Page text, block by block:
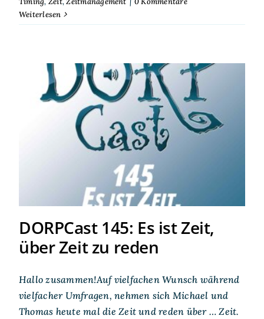
Weiterlesen
DORPCast 145: Es ist Zeit,
über Zeit zu reden
DORPCast 145: Es ist Zeit,
über Zeit zu reden
Hallo zusammen!Auf vielfachen Wunsch während
vielfacher Umfragen, nehmen sich Michael und
Thomas heute mal die Zeit und reden über … Zeit.